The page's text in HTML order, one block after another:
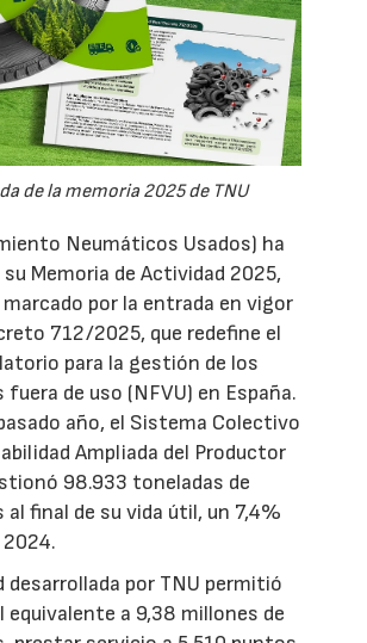
de la memoria 2025 de TNU
Neumáticos Usados) ha
Memoria de Actividad 2025,
por la entrada en vigor
712/2025, que redefine el
para la gestión de los
de uso (NFVU) en España.
año, el Sistema Colectivo
Ampliada del Productor
98.933 toneladas de
final de su vida útil, un 7,4%
2024.
desarrollada por TNU permitió
equivalente a 9,38 millones de